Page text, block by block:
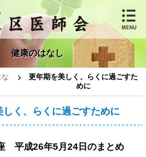
健康のはなし
更年期を美しく、らくに過ごすた
めに
しく、らくに過ごすために
平成26年5月24日のまとめ